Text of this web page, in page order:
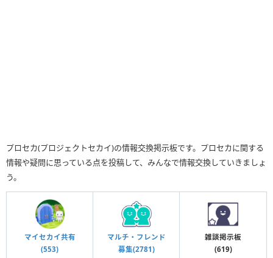
プロセカ(プロジェクトセカイ)の情報交換掲示板です。プロセカに関する
情報や疑問に思っている点を投稿して、みんなで情報交換していきましょ
う。
マイセカイ共有
(553)
マルチ・フレンド
募集(2781)
雑談掲示板
(619)